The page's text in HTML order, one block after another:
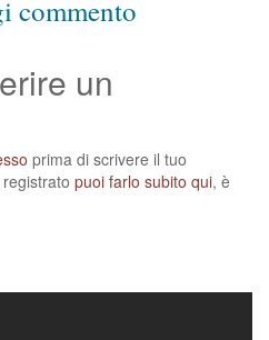
commento
un
prima di scrivere il tuo
puoi farlo subito qui, è